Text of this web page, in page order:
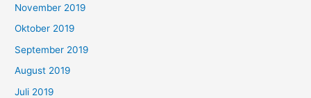
November 2019
Oktober 2019
September 2019
August 2019
Juli 2019